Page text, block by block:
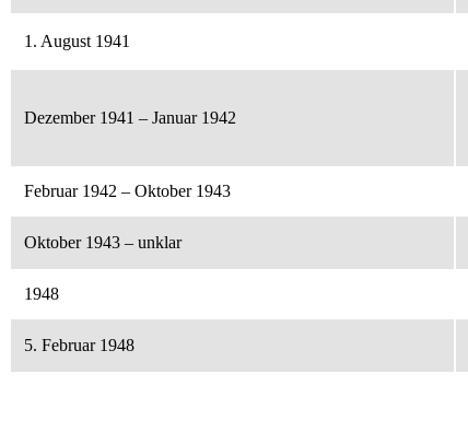
1. August 1941
Dezember 1941 – Januar 1942
Februar 1942 – Oktober 1943
Oktober 1943 – unklar
1948
5. Februar 1948